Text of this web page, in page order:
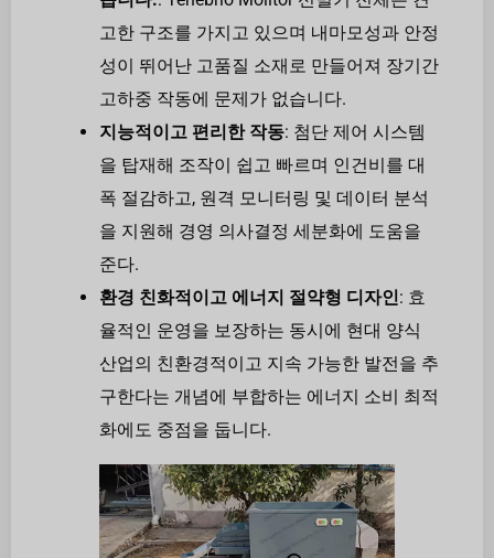
고한 구조를 가지고 있으며 내마모성과 안정
성이 뛰어난 고품질 소재로 만들어져 장기간
고하중 작동에 문제가 없습니다.
지능적이고 편리한 작동: 첨단 제어 시스템
을 탑재해 조작이 쉽고 빠르며 인건비를 대
폭 절감하고, 원격 모니터링 및 데이터 분석
을 지원해 경영 의사결정 세분화에 도움을
준다.
환경 친화적이고 에너지 절약형 디자인: 효
율적인 운영을 보장하는 동시에 현대 양식
산업의 친환경적이고 지속 가능한 발전을 추
구한다는 개념에 부합하는 에너지 소비 최적
화에도 중점을 둡니다.